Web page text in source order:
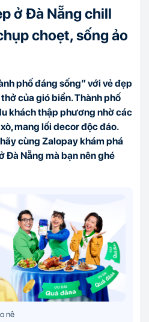
ở Đà Nẵng chill
choẹt, sống ảo
phố đáng sống” với vẻ đẹp
của gió biển. Thành phố
khách thập phương nhờ các
mang lối decor độc đáo.
cùng Zalopay khám phá
Đà Nẵng mà bạn nên ghé
nê